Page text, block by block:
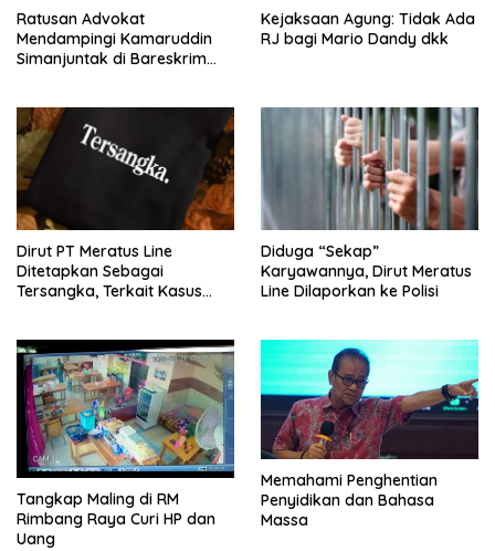
Ratusan Advokat
Mendampingi Kamaruddin
Simanjuntak di Bareskrim
Kejaksaan Agung: Tidak Ada
RJ bagi Mario Dandy dkk
Dirut PT Meratus Line
Ditetapkan Sebagai
Tersangka, Terkait Kasus
Diduga “Sekap”
Karyawannya, Dirut Meratus
Line Dilaporkan ke Polisi
Tangkap Maling di RM
Rimbang Raya Curi HP dan
Uang
Memahami Penghentian
Penyidikan dan Bahasa
Massa